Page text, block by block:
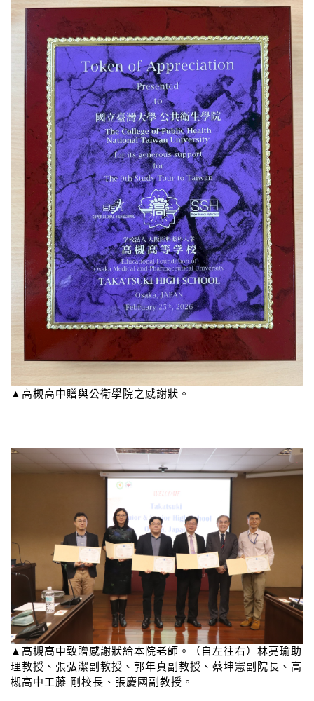
▲高槻高中贈與公衛學院之感謝狀。
▲高槻高中致贈感謝狀給本院老師。（自左往右）林亮瑜助
理教授、張弘潔副教授、郭年真副教授、蔡坤憲副院長、高
槻高中工藤 剛校長、張慶國副教授。